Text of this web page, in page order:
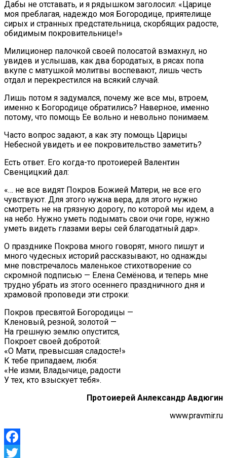
Дабы не отставать, и я рядышком заголосил: «Царице
моя преблагая, надеждо моя Богородице, приятелище
сирых и странных предстательница, скорбящих радосте,
обидимым покровительнице!»
Милиционер палочкой своей полосатой взмахнул, но
увидев и услышав, как два бородатых, в рясах попа
вкупе с матушкой молитвы воспевают, лишь честь
отдал и перекрестился на всякий случай.
Лишь потом я задумался, почему же все мы, втроем,
именно к Богородице обратились? Наверное, именно
потому, что помощь Ее вольно и невольно понимаем.
Часто вопрос задают, а как эту помощь Царицы
Небесной увидеть и ее покровительство заметить?
Есть ответ. Его когда-то протоиерей Валентин
Свенцицкий дал:
«… не все видят Покров Божией Матери, не все его
чувствуют. Для этого нужна вера, для этого нужно
смотреть не на грязную дорогу, по которой мы идем, а
на небо. Нужно уметь подымать свои очи горе, нужно
уметь видеть глазами веры сей благодатный дар».
О празднике Покрова много говорят, много пишут и
много чудесных историй рассказывают, но однажды
мне повстречалось маленькое стихотворение со
скромной подписью — Елена Семёнова, и теперь мне
трудно убрать из этого осеннего праздничного дня и
храмовой проповеди эти строки:
Покров пресвятой Богородицы —
Кленовый, резной, золотой —
На грешную землю опустится,
Покроет своей добротой:
«О Мати, превысшая сладосте!»
К тебе припадаем, любя:
«Не изми, Владычице, радости
У тех, кто взыскует тебя».
Протоиерей Анлександр Авдюгин
www.pravmir.ru
Facebook